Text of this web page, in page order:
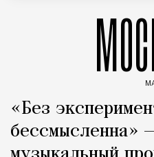
«Без
бессмысленна»